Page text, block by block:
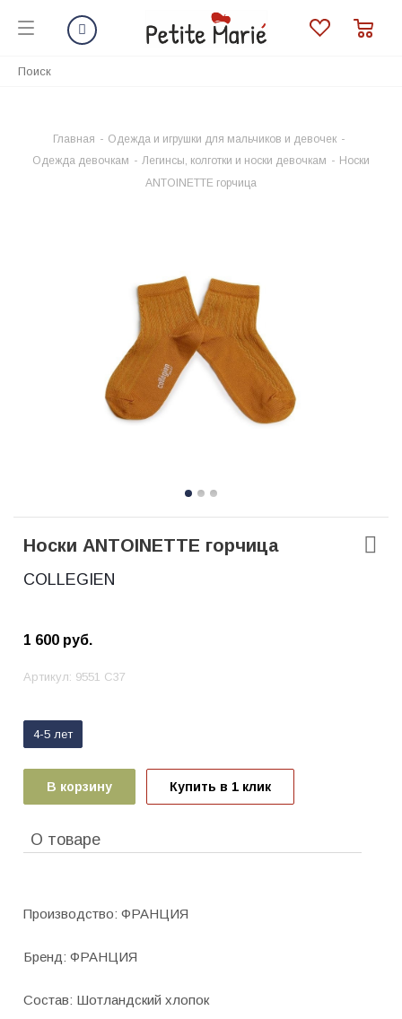
Главная - Одежда и игрушки для мальчиков и девочек -
Одежда девочкам - Легинсы, колготки и носки девочкам - Носки
ANTOINETTE горчица
Носки ANTOINETTE горчица
COLLEGIEN
1 600 руб.
Артикул: 9551 С37
4-5 лет
В корзину Купить в 1 клик
О товаре
Производство: ФРАНЦИЯ
Бренд: ФРАНЦИЯ
Состав: Шотландский хлопок